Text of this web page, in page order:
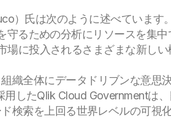
）氏は次のように述べています
るための分析にリソースを集
に投入されるさまざまな新し
織全体にデータドリブンな意思
したQlik Cloud Governmentは
検索を上回る世界レベルの可視